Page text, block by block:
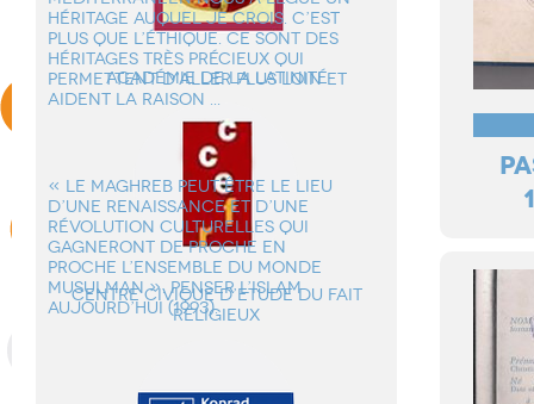
HÉRITAGE AUQUEL JE CROIS. C’EST
PLUS QUE L’ÉTHIQUE. CE SONT DES
HÉRITAGES TRÈS PRÉCIEUX QUI
PERMETTENT D’ALLER PLUS LOIN ET
AIDENT LA RAISON ...
« LE MAGHREB PEUT ÊTRE LE LIEU
D’UNE RENAISSANCE ET D’UNE
RÉVOLUTION CULTURELLES QUI
GAGNERONT DE PROCHE EN
PROCHE L’ENSEMBLE DU MONDE
MUSULMAN ». PENSER L’ISLAM
AUJOURD’HUI (1993).
Académie de la Latinité
Centre Civique d’Etude du Fait
Religieux